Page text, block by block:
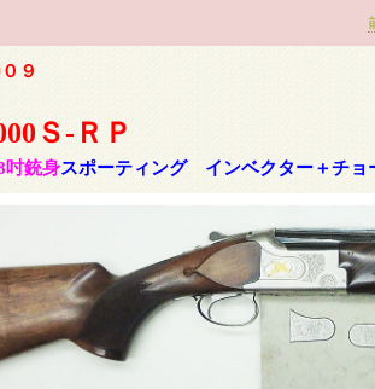
９
Ｓ-ＲＰ
吋銃身スポーティング インベクター＋チョ